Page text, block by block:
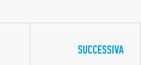
SUCCESSIVA